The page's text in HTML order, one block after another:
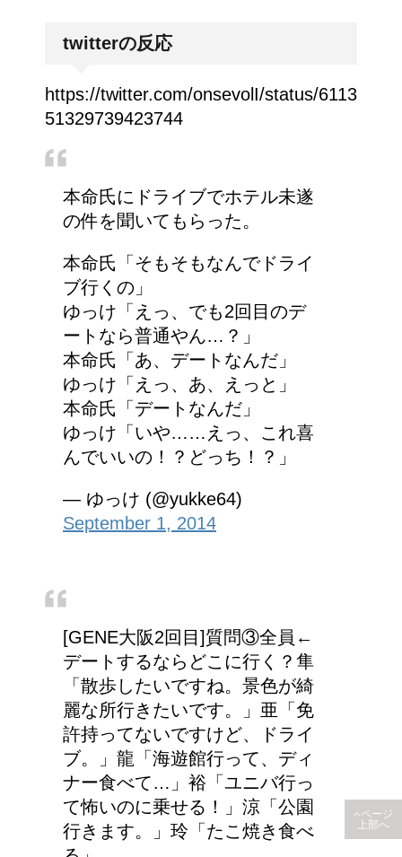
twitterの反応
https://twitter.com/onsevolI/status/6113
51329739423744
本命氏にドライブでホテル未遂
の件を聞いてもらった。
本命氏「そもそもなんでドライ
ブ行くの」
ゆっけ「えっ、でも2回目のデ
ートなら普通やん…？」
本命氏「あ、デートなんだ」
ゆっけ「えっ、あ、えっと」
本命氏「デートなんだ」
ゆっけ「いや……えっ、これ喜
んでいいの！？どっち！？」
— ゆっけ (@yukke64)
September 1, 2014
[GENE大阪2回目]質問③全員←
デートするならどこに行く？隼
「散歩したいですね。景色が綺
麗な所行きたいです。」亜「免
許持ってないですけど、ドライ
ブ。」龍「海遊館行って、ディ
ナー食べて…」裕「ユニバ行っ
て怖いのに乗せる！」涼「公園
行きます。」玲「たこ焼き食べ
ページ
上部へ